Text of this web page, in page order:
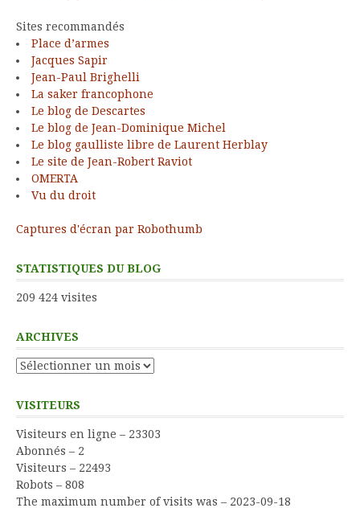
Sites recommandés
Place d’armes
Jacques Sapir
Jean-Paul Brighelli
La saker francophone
Le blog de Descartes
Le blog de Jean-Dominique Michel
Le blog gaulliste libre de Laurent Herblay
Le site de Jean-Robert Raviot
OMERTA
Vu du droit
Captures d'écran par Robothumb
STATISTIQUES DU BLOG
209 424 visites
ARCHIVES
Archives
VISITEURS
Visiteurs en ligne – 23303
Abonnés – 2
Visiteurs – 22493
Robots – 808
The maximum number of visits was – 2023-09-18